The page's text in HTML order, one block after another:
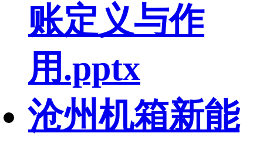
账定义与作
用.pptx
沧州机箱新能